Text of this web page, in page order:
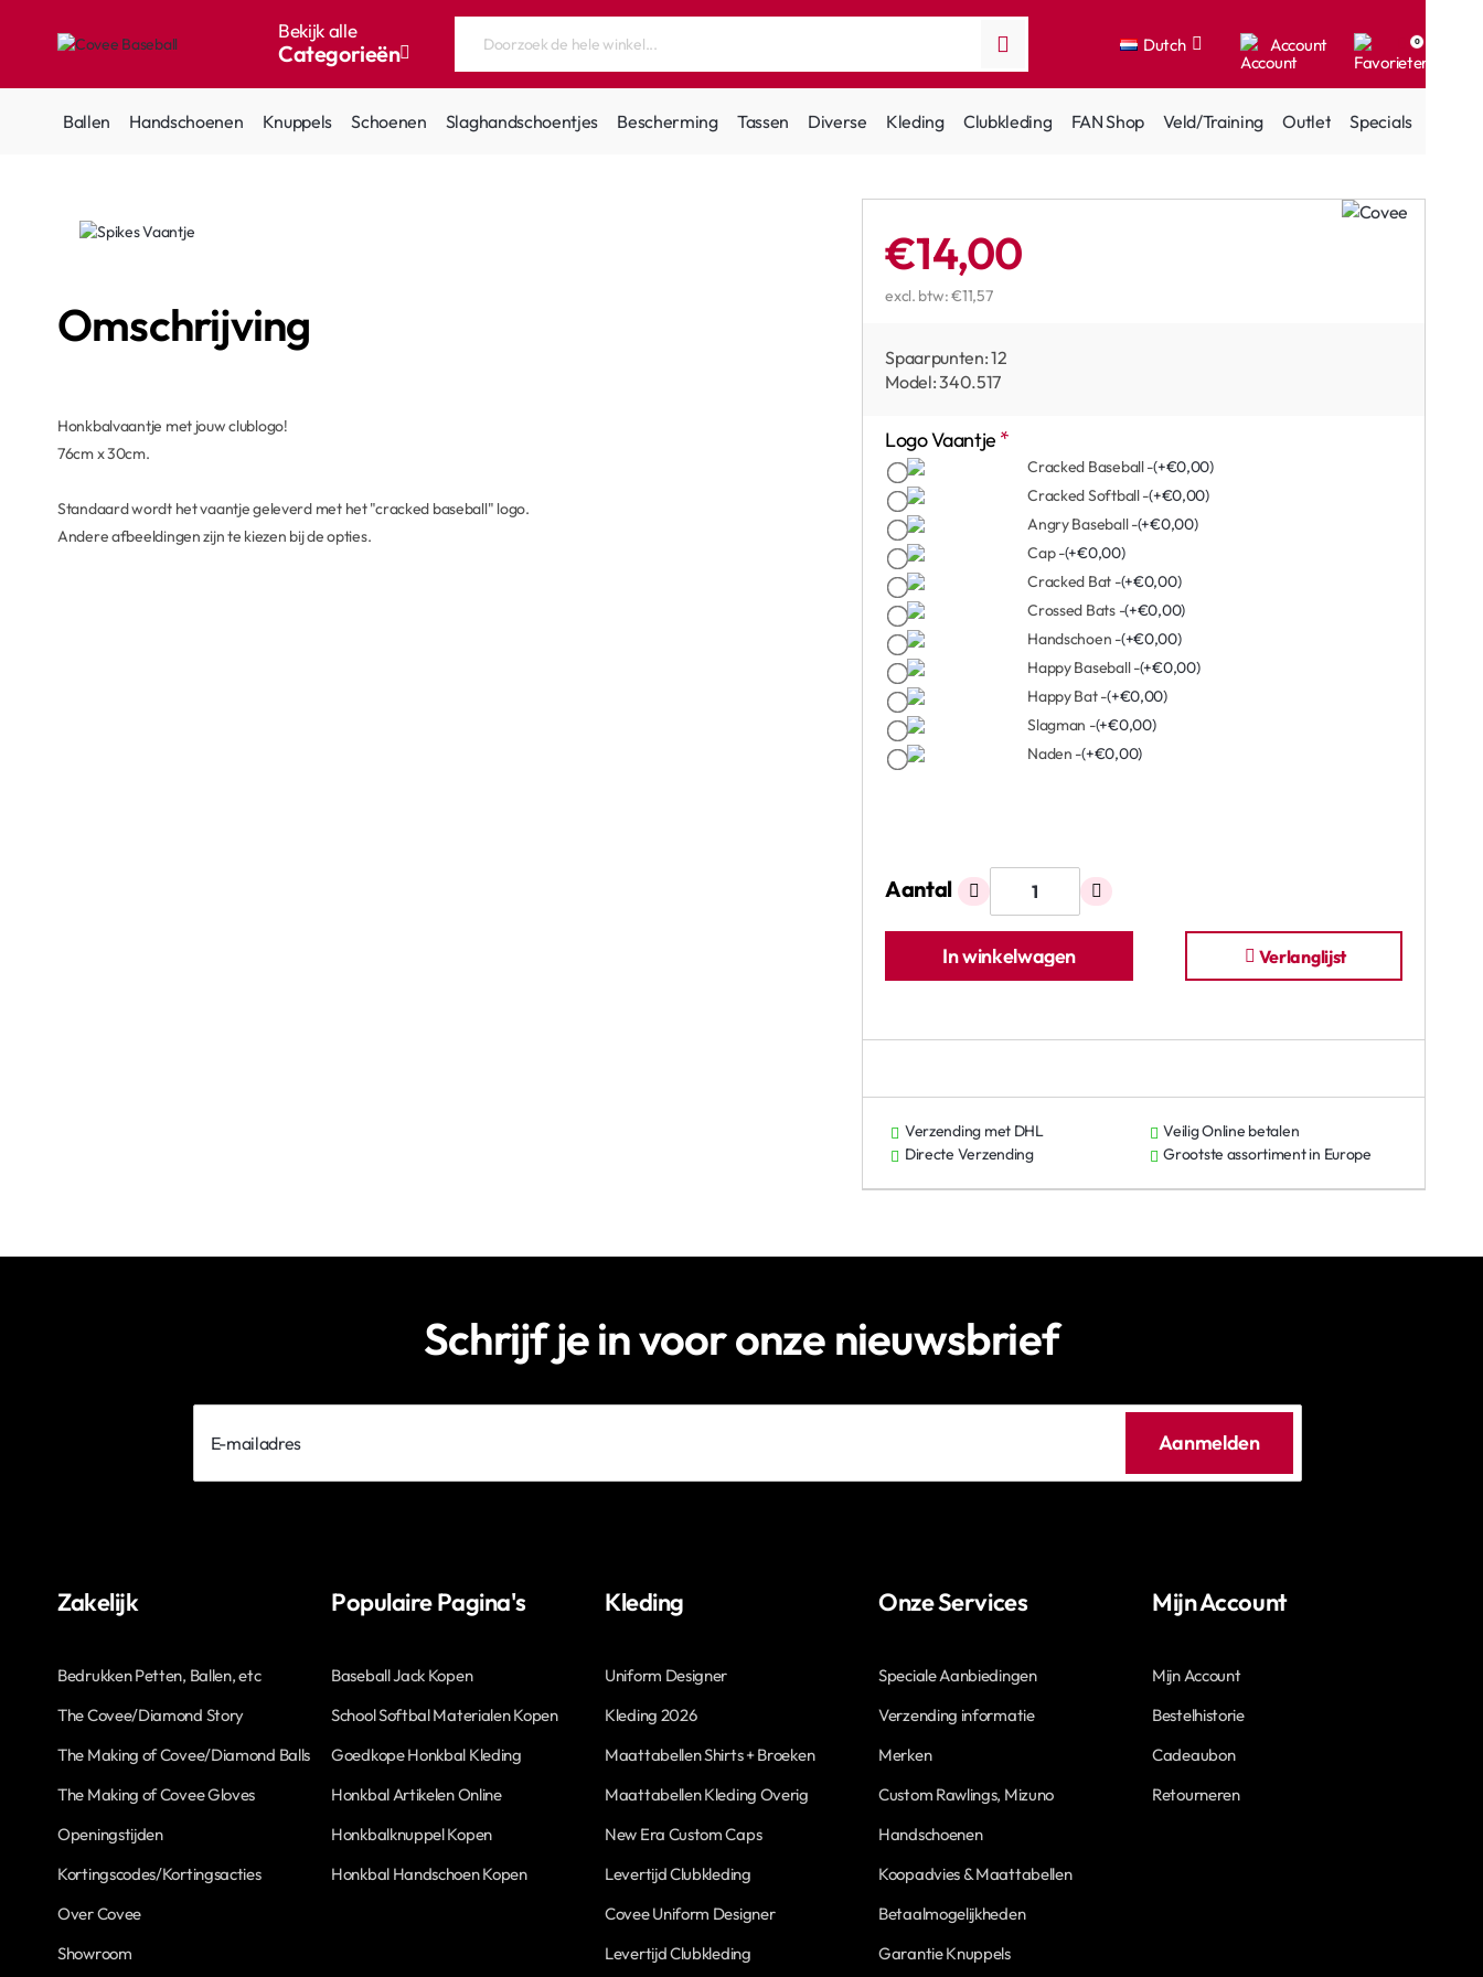
Bekijk alle
Categorieën
Doorzoek
winkel...
Dutch Account 0
Ballen Handschoenen Knuppels Schoenen Slaghandschoentjes Bescherming Tassen Diverse Kleding Clubkleding FAN Shop Veld/Training Outlet Specials
Omschrijving
Honkbalvaantje met jouw clublogo!
76cm x 30cm.
Standaard wordt het vaantje geleverd met het "cracked baseball" logo.
Andere afbeeldingen zijn te kiezen bij de opties.
Spaarpunten:12
Model:340.517
€14,00
excl. btw: €11,57
Logo Vaantje
Cracked Baseball -(+€0,00)
Cracked Softball -(+€0,00)
Angry Baseball -(+€0,00)
Cap -(+€0,00)
Cracked Bat -(+€0,00)
Crossed Bats -(+€0,00)
Handschoen -(+€0,00)
Happy Baseball -(+€0,00)
Happy Bat -(+€0,00)
Slagman -(+€0,00)
Naden -(+€0,00)
Aantal
In winkelwagen Verlanglijst
Verzending met DHL
Veilig Online betalen
Directe Verzending
Grootste assortiment in Europe
Schrijf je in voor onze nieuwsbrief
mailadres
Aanmelden
Zakelijk
Bedrukken Petten, Ballen, etc
The Covee/Diamond Story
The Making of Covee/Diamond Balls
The Making of Covee Gloves
Openingstijden
Kortingscodes/Kortingsacties
Over Covee
Showroom
Populaire Pagina's
Baseball Jack Kopen
School Softbal Materialen Kopen
Goedkope Honkbal Kleding
Honkbal Artikelen Online
Honkbalknuppel Kopen
Honkbal Handschoen Kopen
Kleding
Uniform Designer
Kleding 2026
Maattabellen Shirts + Broeken
Maattabellen Kleding Overig
New Era Custom Caps
Levertijd Clubkleding
Covee Uniform Designer
Levertijd Clubkleding
Onze Services
Speciale Aanbiedingen
Verzending informatie
Merken
Custom Rawlings, Mizuno
Handschoenen
Koopadvies & Maattabellen
Betaalmogelijkheden
Garantie Knuppels
Mijn Account
Mijn Account
Bestelhistorie
Cadeaubon
Retourneren